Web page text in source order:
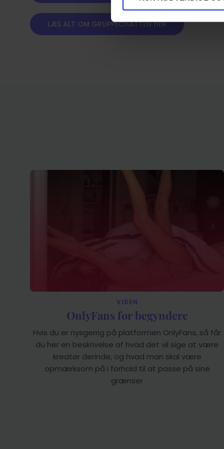
LÆS ALT OM GRUPPECHATTEN HER
VIDEN
OnlyFans for begyndere
Hvis du er nysgerrig på platformen OnlyFans, så får
du her en beskrivelse af hvad det vil sige at være
kreatør derinde, og hvad man skal være
opmærksom på i forhold til at passe på sine
grænser